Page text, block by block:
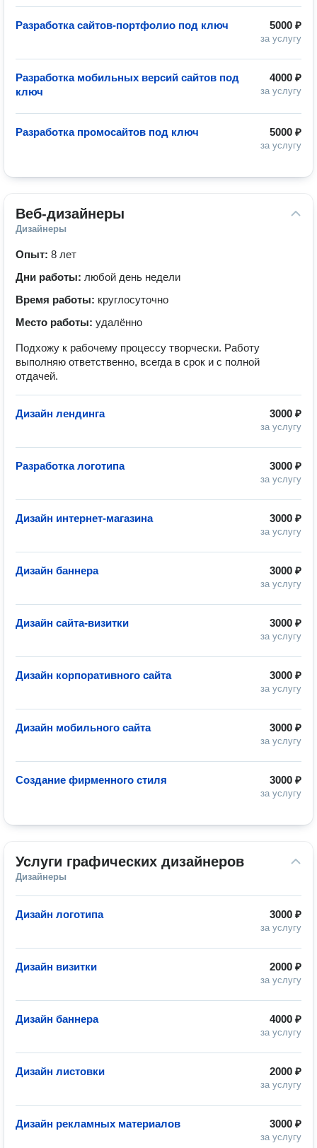
5000 ₽
за услугу
Разработка сайтов-портфолио под ключ
4000 ₽
за услугу
Разработка мобильных версий сайтов под
ключ
5000 ₽
за услугу
Разработка промосайтов под ключ
Веб-дизайнеры
Дизайнеры
Опыт: 8 лет
Дни работы: любой день недели
Время работы: круглосуточно
Место работы: удалённо
Подхожу к рабочему процессу творчески. Работу
выполняю ответственно, всегда в срок и с полной
отдачей.
3000 ₽
за услугу
Дизайн лендинга
3000 ₽
за услугу
Разработка логотипа
3000 ₽
за услугу
Дизайн интернет-магазина
3000 ₽
за услугу
Дизайн баннера
3000 ₽
за услугу
Дизайн сайта-визитки
3000 ₽
за услугу
Дизайн корпоративного сайта
3000 ₽
за услугу
Дизайн мобильного сайта
3000 ₽
за услугу
Создание фирменного стиля
Услуги графических дизайнеров
Дизайнеры
3000 ₽
за услугу
Дизайн логотипа
2000 ₽
за услугу
Дизайн визитки
4000 ₽
за услугу
Дизайн баннера
2000 ₽
за услугу
Дизайн листовки
3000 ₽
за услугу
Дизайн рекламных материалов